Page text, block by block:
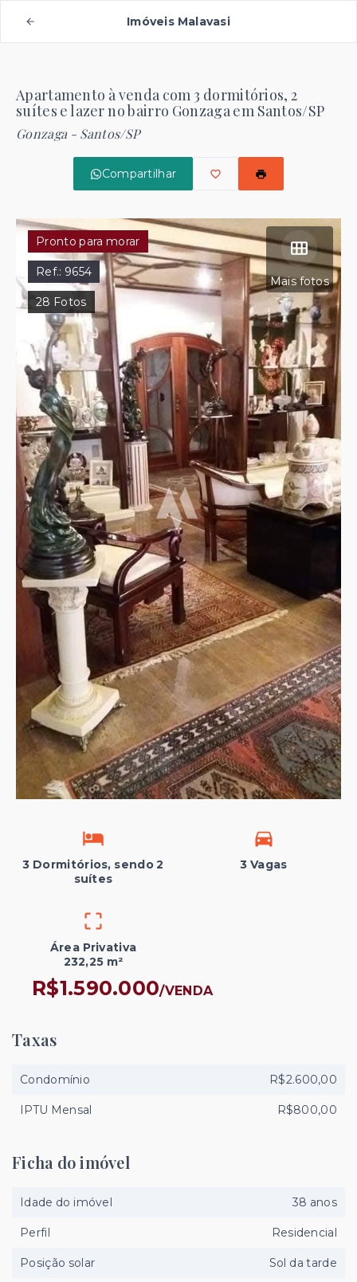
Imóveis Malavasi
Apartamento à venda com 3 dormitórios, 2
suítes e lazer no bairro Gonzaga em Santos/SP
Gonzaga - Santos/SP
Compartilhar
Mais fotos
Pronto para morar
Ref.: 9654
28 Fotos
3 Dormitórios, sendo 2
suítes
3 Vagas
Área Privativa
232,25 m²
R$1.590.000/VENDA
Taxas
Condomínio R$2.600,00
IPTU Mensal R$800,00
Ficha do imóvel
Idade do imóvel 38 anos
Perfil Residencial
Posição solar Sol da tarde